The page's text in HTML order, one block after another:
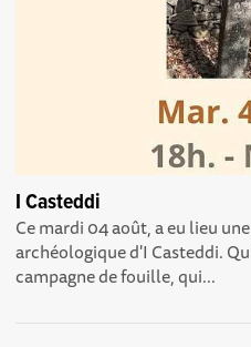
I Casteddi
Ce mardi 04 août, a eu lieu
archéologique d'I Casteddi.
campagne de fouille, qui...